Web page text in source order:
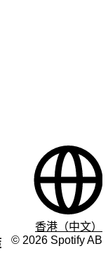
© 2026 Spotify AB
香港（中文）